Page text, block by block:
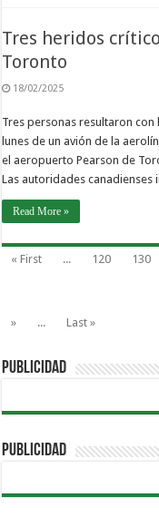
Tres heridos
Toronto
18/02/2025
Tres personas resultaron
lunes de un avión de la
el aeropuerto Pearson de
Las autoridades canadienses
Read More »
« First ... 120 130
»
... Last »
PUBLICIDAD
PUBLICIDAD